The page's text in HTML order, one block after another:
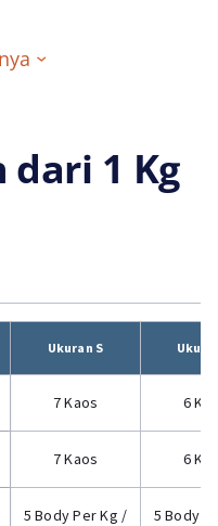
dari 1 Kg
Ukuran S
7 Kaos 6
7 Kaos 6
5 Body Per Kg /
5 Body